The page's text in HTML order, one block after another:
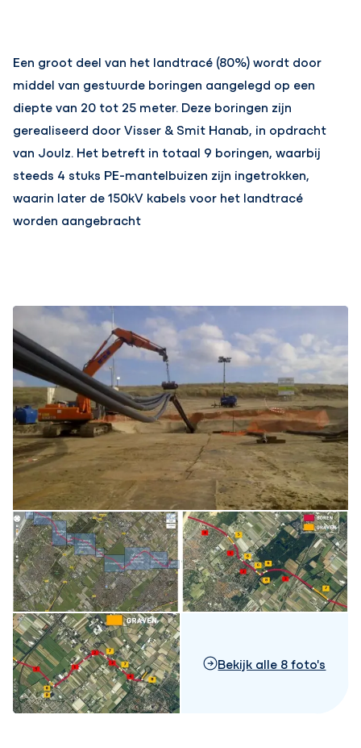
Een groot deel van het landtracé (80%) wordt door
middel van gestuurde boringen aangelegd op een
diepte van 20 tot 25 meter. Deze boringen zijn
gerealiseerd door Visser & Smit Hanab, in opdracht
van Joulz. Het betreft in totaal 9 boringen, waarbij
steeds 4 stuks PE-mantelbuizen zijn ingetrokken,
waarin later de 150kV kabels voor het landtracé
worden aangebracht
Bekijk alle 8 foto's